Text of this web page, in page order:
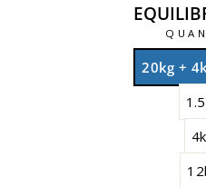
20kg +